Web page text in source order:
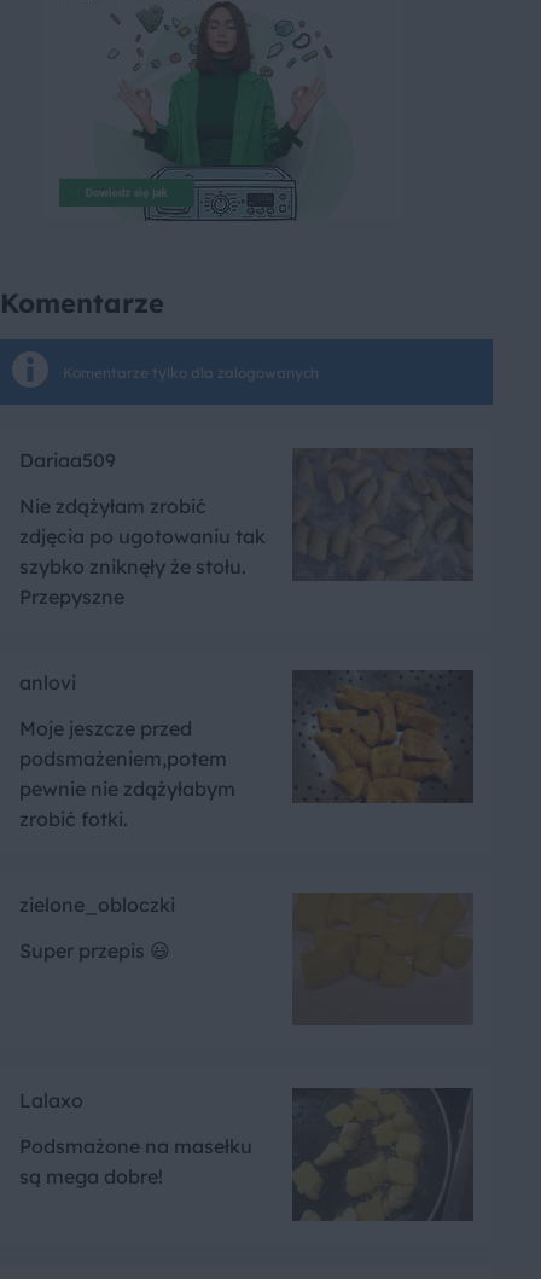
Komentarze
Komentarze tylko dla zalogowanych
Dariaa509
Nie zdążyłam zrobić
zdjęcia po ugotowaniu tak
szybko zniknęły że stołu.
Przepyszne
anlovi
Moje jeszcze przed
podsmażeniem,potem
pewnie nie zdążyłabym
zrobić fotki.
zielone_obloczki
Super przepis 😃
Lalaxo
Podsmażone na masełku
są mega dobre!